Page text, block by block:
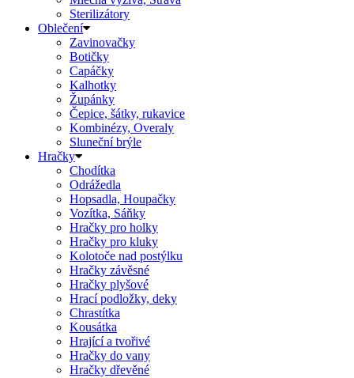
Sterilizátory
Oblečení
Zavinovačky
Botičky
Capáčky
Kalhotky
Župánky
Čepice, šátky, rukavice
Kombinézy, Overaly
Sluneční brýle
Hračky
Chodítka
Odrážedla
Hopsadla, Houpačky
Vozítka, Sáňky
Hračky pro holky
Hračky pro kluky
Kolotoče nad postýlku
Hračky závěsné
Hračky plyšové
Hrací podložky, deky
Chrastítka
Kousátka
Hrající a tvořivé
Hračky do vany
Hračky dřevěné